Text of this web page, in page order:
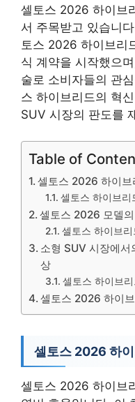
셀토스 2026 하이브
서 주목받고 있습니
토스 2026 하이브리
식 계약을 시작했으
술로 소비자들의 관
스 하이브리드의 혁
SUV 시장의 판도를
Table of
셀토스 2026 하이브
셀토스 하이브리
셀토스 2026 모델
셀토스 하이브
소형 SUV 시장에
상
셀토스 하이브
셀토스 2026 하이
셀토스 2026 하
셀토스 2026 하이브